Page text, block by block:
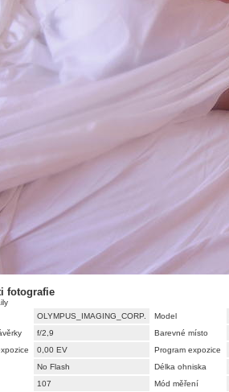
fotografie
OLYMPUS_IMAGING_CORP. Model
f/2,9 Barevné místo
0,00 EV Program expozice
No Flash Délka ohniska
107 Mód měření